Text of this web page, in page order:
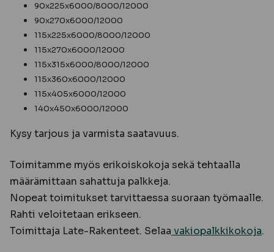
90x225x6000/8000/12000
90x270x6000/12000
115x225x6000/8000/12000
115x270x6000/12000
115x315x6000/8000/12000
115x360x6000/12000
115x405x6000/12000
140x450x6000/12000
Kysy tarjous ja varmista saatavuus.
Toimitamme myös erikoiskokoja sekä tehtaalla
määrämittaan sahattuja palkkeja.
Nopeat toimitukset tarvittaessa suoraan työmaalle.
Rahti veloitetaan erikseen.
Toimittaja Late-Rakenteet. Selaa vakiopalkkikokoja.